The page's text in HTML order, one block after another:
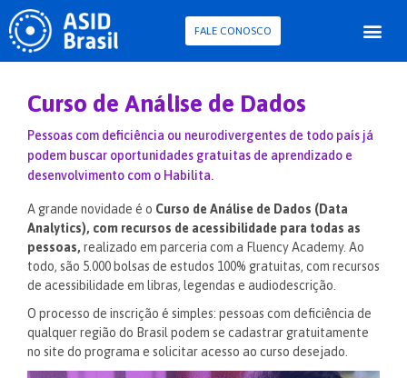
FALE CONOSCO
Curso de Análise de Dados
Pessoas com deficiência ou neurodivergentes de todo país já
podem buscar oportunidades gratuitas de aprendizado e
desenvolvimento com o Habilita.
A grande novidade é o Curso de Análise de Dados (Data
Analytics), com recursos de acessibilidade para todas as
pessoas, realizado em parceria com a Fluency Academy. Ao
todo, são 5.000 bolsas de estudos 100% gratuitas, com recursos
de acessibilidade em libras, legendas e audiodescrição.
O processo de inscrição é simples: pessoas com deficiência de
qualquer região do Brasil podem se cadastrar gratuitamente
no site do programa e solicitar acesso ao curso desejado.